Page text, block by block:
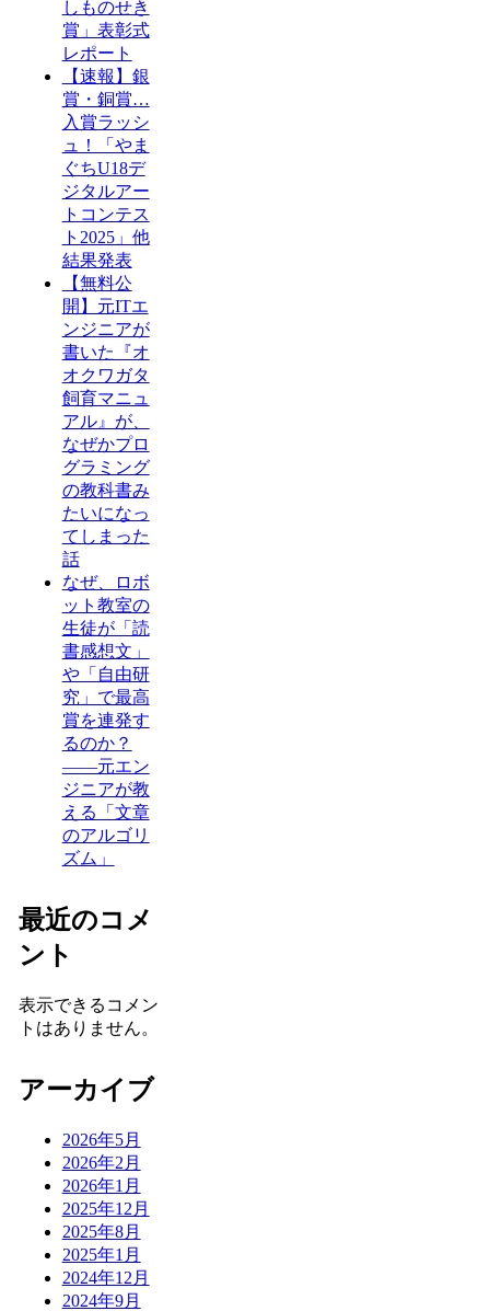
しものせき
賞」表彰式
レポート
【速報】銀
賞・銅賞…
入賞ラッシ
ュ！「やま
ぐちU18デ
ジタルアー
トコンテス
ト2025」他
結果発表
【無料公
開】元ITエ
ンジニアが
書いた『オ
オクワガタ
飼育マニュ
アル』が、
なぜかプロ
グラミング
の教科書み
たいになっ
てしまった
話
なぜ、ロボ
ット教室の
生徒が「読
書感想文」
や「自由研
究」で最高
賞を連発す
るのか？
——元エン
ジニアが教
える「文章
のアルゴリ
ズム」
最近のコメ
ント
表示できるコメン
トはありません。
アーカイブ
2026年5月
2026年2月
2026年1月
2025年12月
2025年8月
2025年1月
2024年12月
2024年9月